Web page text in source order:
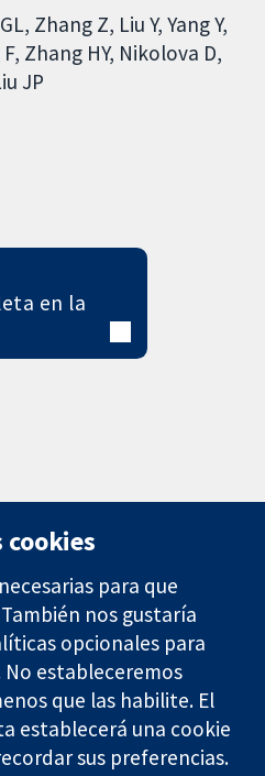
Zhang Z Liu Y Yang Y
Zhang HY Nikolova D
JP
en la
Contacto
Noticias
Prensa
Sobre
nosotros
Empleo
Cochrane
cookies
para que
nos gustaría
opcionales para
estableceremos
que las habilite. El
establecerá una cookie
sus preferencias.